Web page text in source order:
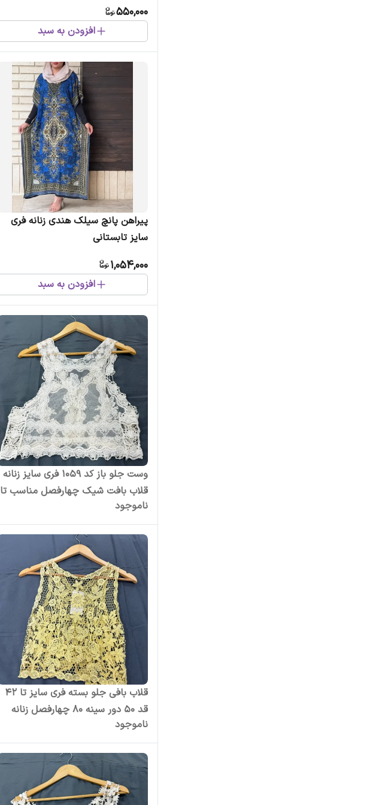
550,000
افزودن به سبد
پیراهن پانچ سیلک هندی زنانه فری
سایز تابستانی
1,054,000
افزودن به سبد
وست جلو باز کد 1059 فری سایز زنانه
قلاب بافت شیک چهارفصل مناسب تا
سایز 42
ناموجود
قلاب بافی جلو بسته فری سایز تا 42
قد 50 دور سینه 80 چهارفصل زنانه
دخترانه رویی
ناموجود